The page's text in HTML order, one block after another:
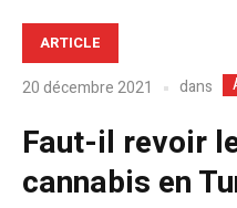
ARTICLE
20 décembre 2021 dans
Faut-il revoir
cannabis en